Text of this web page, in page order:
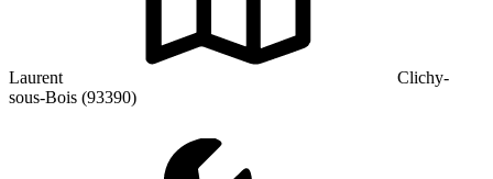
Laurent
Clichy-
sous-Bois (93390)